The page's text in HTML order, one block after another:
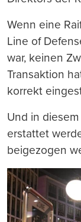
Wenn eine
Line of
war, keinen
Transaktion
korrekt
Und in
erstattet
beigezogen